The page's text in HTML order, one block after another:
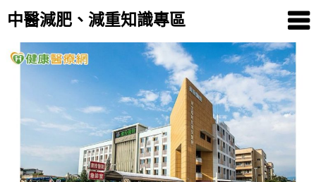
中醫減肥、減重知識專區